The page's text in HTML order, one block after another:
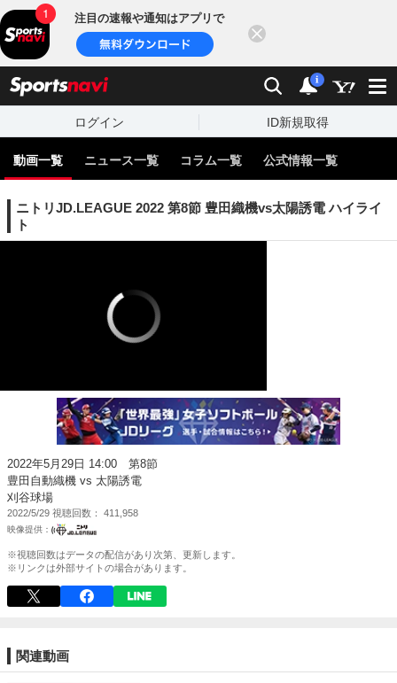
注目の速報や通知はアプリで
検索 通知
i
ログイン ID新規取得
動画一覧 ニュース一覧 コラム一覧 公式情報一覧
ニトリJD.LEAGUE 2022 第8節 豊田織機vs太陽誘電 ハイライ
ト
2022年5月29日 14:00 第8節
豊田自動織機 vs 太陽誘電
刈谷球場
2022/5/29 視聴回数 411,958
※視聴回数はデータの配信があり次第、更新します。
※リンクは外部サイトの場合があります。
関連動画